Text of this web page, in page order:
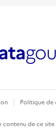
Politique
de ce site